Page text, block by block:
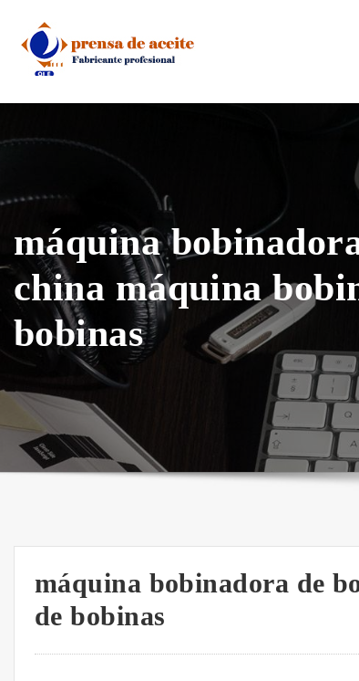
content
máquina
china máquina
bobinas
máquina bobinadora de
de bobinas